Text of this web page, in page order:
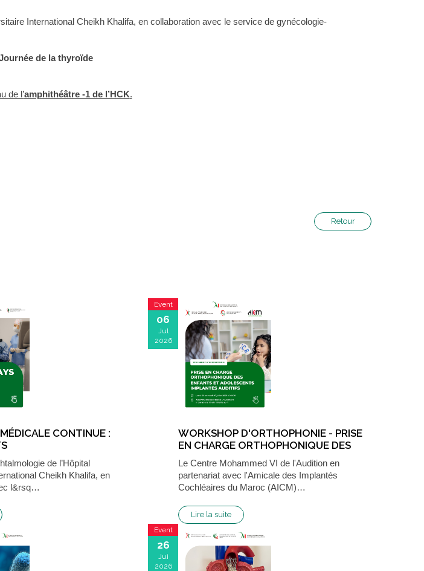
International Cheikh Khalifa, en collaboration avec le service de gynécologie-
de la thyroïde
de l’amphithéâtre -1 de l’HCK.
Retour
CONTINUE :
de l’Hôpital
Cheikh Khalifa, en
l&rsq…
Event
06
Jul
2026
WORKSHOP D'ORTHOPHONIE - PRISE
EN CHARGE ORTHOPHONIQUE DES
ENFANTS ET ADOLESCENTS
IMPLANTÉS AUDITIFS
Le Centre Mohammed VI de l'Audition en
partenariat avec l'Amicale des Implantés
Cochléaires du Maroc (AICM)…
Lire la suite
Event
26
Jui
2026